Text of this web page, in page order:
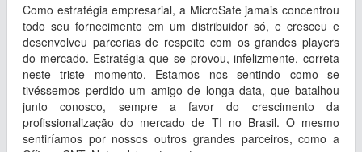
Como estratégia empresarial, a MicroSafe jamais concentrou
todo seu fornecimento em um distribuidor só, e cresceu e
desenvolveu parcerias de respeito com os grandes players
do mercado. Estratégia que se provou, infelizmente, correta
neste triste momento. Estamos nos sentindo como se
tivéssemos perdido um amigo de longa data, que batalhou
junto conosco, sempre a favor do crescimento da
profissionalização do mercado de TI no Brasil. O mesmo
sentiríamos por nossos outros grandes parceiros, como a